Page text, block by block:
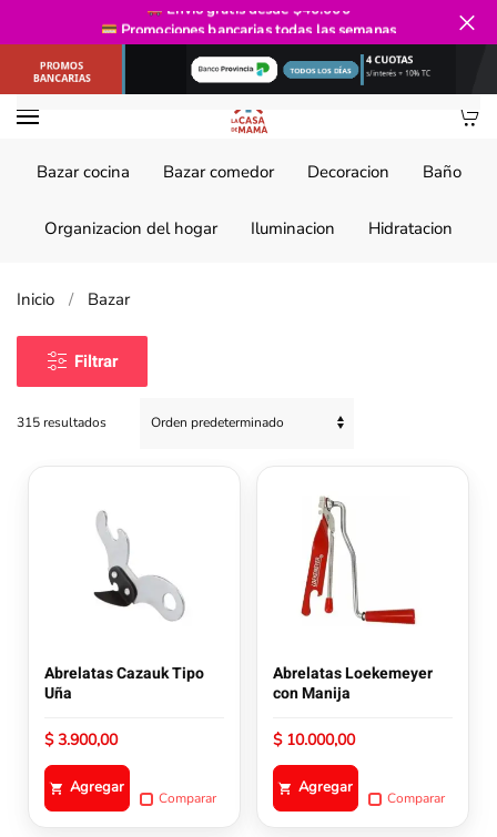
Ir al contenido principal
Bazar cocina Bazar comedor Decoracion Baño
Organizacion del hogar Iluminacion Hidratacion
Inicio Bazar
Filtrar
315 resultados
Abrelatas Cazauk Tipo
Uña
$3.900,00
Agregar
Comparar
Abrelatas Loekemeyer
con Manija
$10.000,00
Agregar
Comparar
Envío gratisdesde $40.000
Promociones bancariastodas las semanas